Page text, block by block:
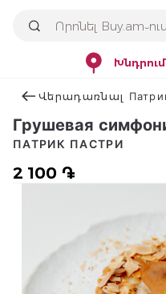
Վերադառնալ
Грушевая
2 100 ֏
ПАТРИК ПАСТРИ